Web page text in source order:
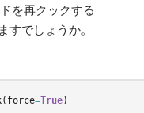
を再クックする
すでしょうか。
( force=True)